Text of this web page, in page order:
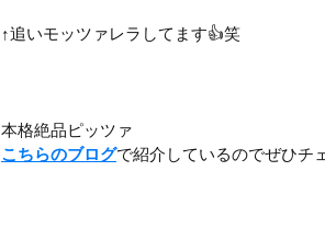
↑追いモッツァレラしてます👍笑
本格絶品ピッツァ
こちらのブログで紹介しているのでぜひチ